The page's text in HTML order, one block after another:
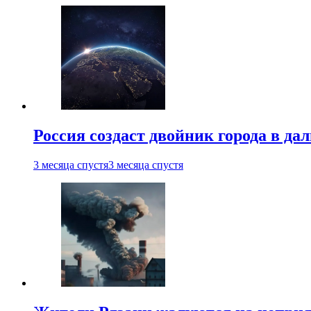
Россия создаст двойник города в
3 месяца спустя3 месяца спустя